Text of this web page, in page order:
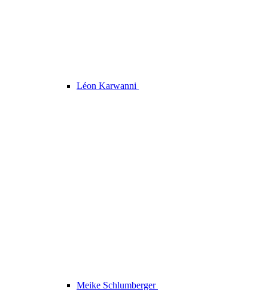
Léon Karwanni
Meike Schlumberger